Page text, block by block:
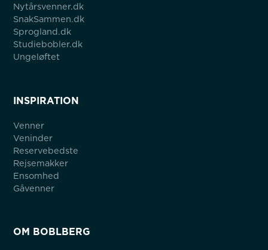
Nytårsvenner.dk
SnakSammen.dk
Sprogland.dk
Studiebobler.dk
Ungeløftet
INSPIRATION
Venner
Veninder
Reservebedste
Rejsemakker
Ensomhed
Gåvenner
OM BOBLBERG